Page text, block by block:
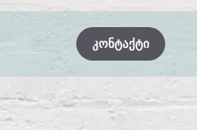
ᲙᲝᲜᲢᲐᲥᲢᲘ